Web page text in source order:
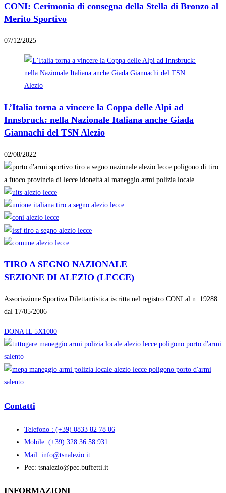
CONI: Cerimonia di consegna della Stella di Bronzo al
Merito Sportivo
07/12/2025
L’Italia torna a vincere la Coppa delle Alpi ad
Innsbruck: nella Nazionale Italiana anche Giada
Giannachi del TSN Alezio
02/08/2022
TIRO A SEGNO NAZIONALE
SEZIONE DI ALEZIO (LECCE)
Associazione Sportiva Dilettantistica iscritta nel registro CONI al n. 19288
dal 17/05/2006
DONA IL 5X1000
Contatti
Telefono : (+39) 0833 82 78 06
Mobile: (+39) 328 36 58 931
Mail: info@tsnalezio.it
Pec: tsnalezio@pec.buffetti.it
INFORMAZIONI